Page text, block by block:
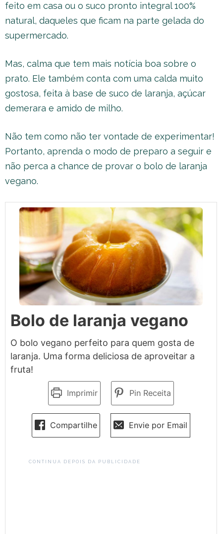
feito em casa ou o suco pronto integral 100%
natural, daqueles que ficam na parte gelada do
supermercado.
Mas, calma que tem mais notícia boa sobre o
prato. Ele também conta com uma calda muito
gostosa, feita à base de suco de laranja, açúcar
demerara e amido de milho.
Não tem como não ter vontade de experimentar!
Portanto, aprenda o modo de preparo a seguir e
não perca a chance de provar o bolo de laranja
vegano.
Bolo de laranja vegano
O bolo vegano perfeito para quem gosta de
laranja. Uma forma deliciosa de aproveitar a
fruta!
Imprimir Pin Receita
Compartilhe Envie por Email
CONTINUA DEPOIS DA PUBLICIDADE